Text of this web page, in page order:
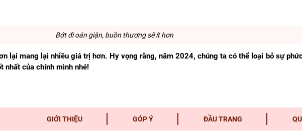
Bớt đi oán giận, buồn thương sẽ ít hơn
lại mang lại nhiều giá trị hơn. Hy vọng rằng, năm 2024, chúng ta có thể loại bỏ sự
nhất của chính mình nhé!
GIỚI THIỆU GÓP Ý ĐẦU TRANG